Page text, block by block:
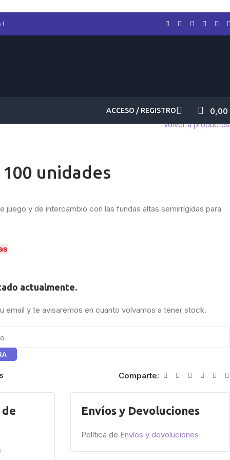
!
ACCESO / REGISTRO
0,00
Volver a productos
100 unidades
juego y de intercambio con las fundas altas semirrígidas para
actualmente.
email y te avisaremos en cuanto volvamos a tener stock.
Comparte:
Envíos y Devoluciones
Política de Envíos y devoluciones